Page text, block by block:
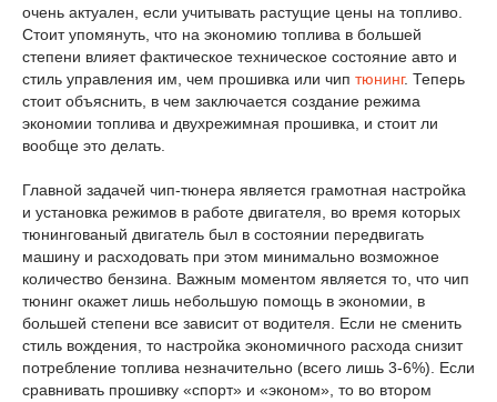
очень актуален, если учитывать растущие цены на топливо.
Стоит упомянуть, что на экономию топлива в большей
степени влияет фактическое техническое состояние авто и
стиль управления им, чем прошивка или чип тюнинг. Теперь
стоит объяснить, в чем заключается создание режима
экономии топлива и двухрежимная прошивка, и стоит ли
вообще это делать.
Главной задачей чип-тюнера является грамотная настройка
и установка режимов в работе двигателя, во время которых
тюнингованый двигатель был в состоянии передвигать
машину и расходовать при этом минимально возможное
количество бензина. Важным моментом является то, что чип
тюнинг окажет лишь небольшую помощь в экономии, в
большей степени все зависит от водителя. Если не сменить
стиль вождения, то настройка экономичного расхода снизит
потребление топлива незначительно (всего лишь 3-6%). Если
сравнивать прошивку «спорт» и «эконом», то во втором